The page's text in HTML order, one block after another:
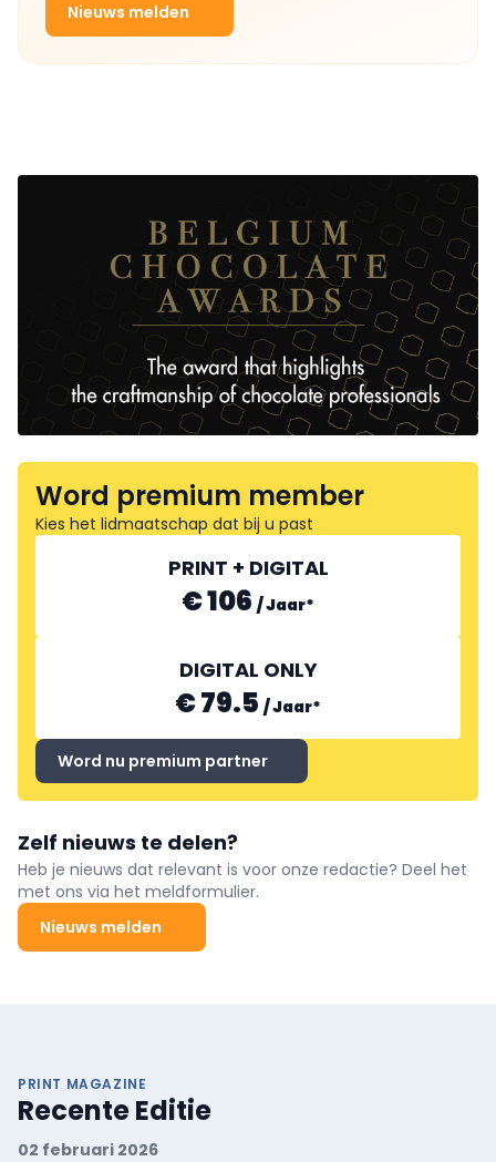
Nieuws melden
Word premium member
Kies het lidmaatschap dat bij u past
PRINT + DIGITAL
€ 106 /Jaar*
DIGITAL ONLY
€ 79.5 /Jaar*
Word nu premium partner
Zelf nieuws te delen?
Heb je nieuws dat relevant is voor onze redactie? Deel het
met ons via het meldformulier.
Nieuws melden
PRINT MAGAZINE
Recente Editie
02 februari 2026